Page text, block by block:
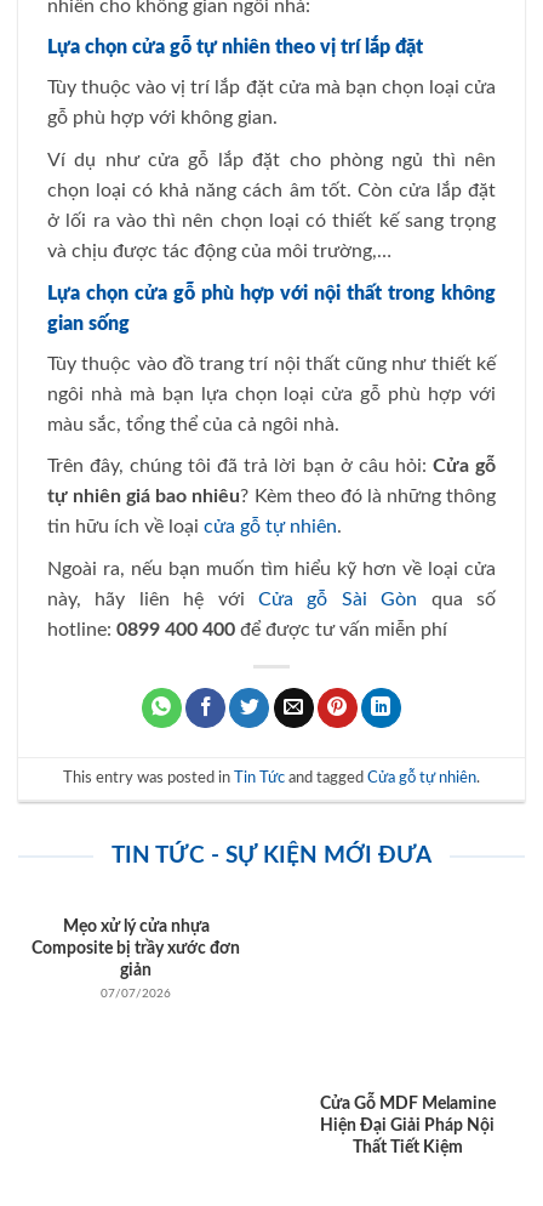
nhiên cho không gian ngôi nhà:
Lựa chọn cửa gỗ tự nhiên theo vị trí lắp đặt
Tùy thuộc vào vị trí lắp đặt cửa mà bạn chọn loại cửa
gỗ phù hợp với không gian.
Ví dụ như cửa gỗ lắp đặt cho phòng ngủ thì nên
chọn loại có khả năng cách âm tốt. Còn cửa lắp đặt
ở lối ra vào thì nên chọn loại có thiết kế sang trọng
và chịu được tác động của môi trường,…
Lựa chọn cửa gỗ phù hợp với nội thất trong không
gian sống
Tùy thuộc vào đồ trang trí nội thất cũng như thiết kế
ngôi nhà mà bạn lựa chọn loại cửa gỗ phù hợp với
màu sắc, tổng thể của cả ngôi nhà.
Trên đây, chúng tôi đã trả lời bạn ở câu hỏi: Cửa gỗ
tự nhiên giá bao nhiêu? Kèm theo đó là những thông
tin hữu ích về loại cửa gỗ tự nhiên.
Ngoài ra, nếu bạn muốn tìm hiểu kỹ hơn về loại cửa
này, hãy liên hệ với Cửa gỗ Sài Gòn qua số
hotline: 0899 400 400 để được tư vấn miễn phí
This entry was posted in Tin Tức and tagged Cửa gỗ tự nhiên.
TIN TỨC - SỰ KIỆN MỚI ĐƯA
Mẹo xử lý cửa nhựa
Composite bị trầy xước đơn
giản
07/07/2026
Cửa Gỗ MDF Melamine
Hiện Đại Giải Pháp Nội
Thất Tiết Kiệm